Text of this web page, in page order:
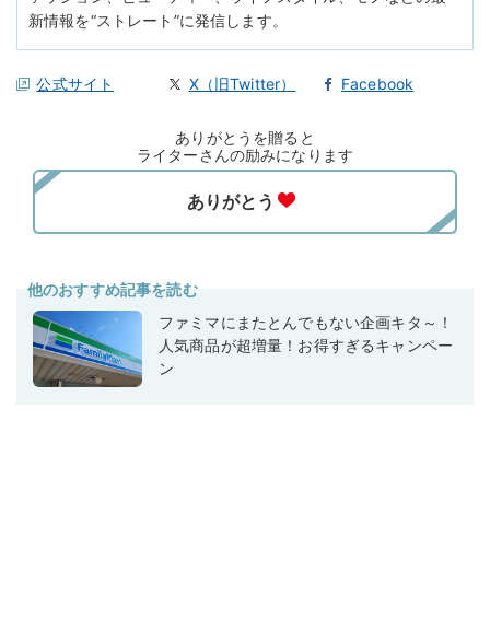
新情報を“ストレート”に発信します。
公式サイト X（旧Twitter） Facebook
ありがとうを贈ると
ライターさんの励みになります
他のおすすめ記事を読む
ファミマにまたとんでもない企画キタ～！
人気商品が超増量！お得すぎるキャンペー
ン